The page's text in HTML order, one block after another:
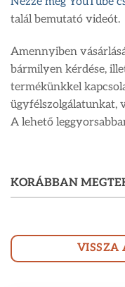
talál bemutató videót.
Amennyiben
bármilyen kérdése,
termékünkkel
ügyfélszolgálatunkat,
A lehető
KORÁBBAN
VISSZA